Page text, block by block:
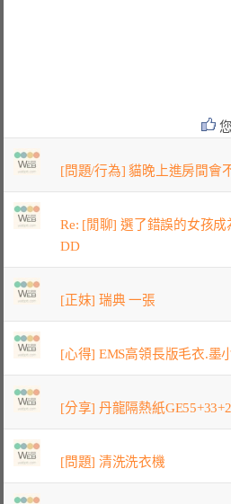
[問題/行為] 貓晚上進房間會
Re: [閒聊] 選了錯誤的女孩
DD
[正妹] 瑞典 一張
[心得] EMS高領長版毛衣.墨
[分享] 丹龍隔熱紙
[問題] 清洗洗衣機